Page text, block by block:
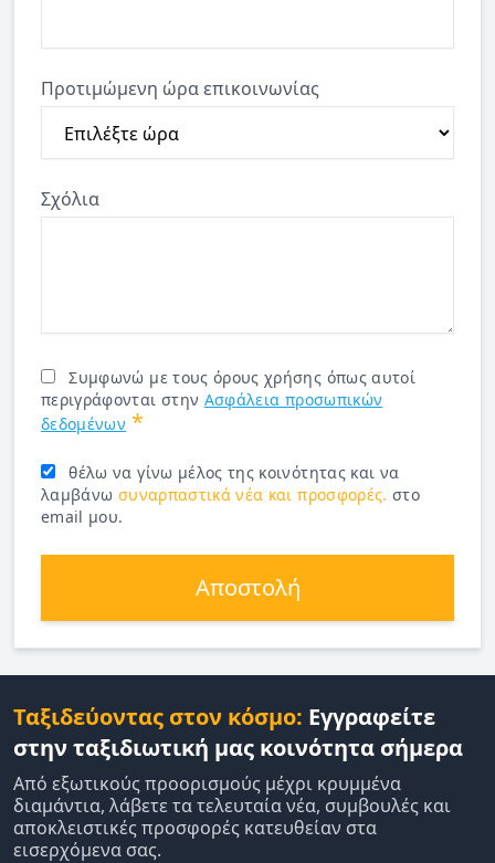
Προτιμώμενη ώρα επικοινωνίας
Σχόλια
Συμφωνώ με τους όρους χρήσης όπως αυτοί
περιγράφονται στην Ασφάλεια προσωπικών
δεδομένων *
θέλω να γίνω μέλος της κοινότητας και να
λαμβάνω συναρπαστικά νέα και προσφορές. στο
email μου.
Αποστολή
Ταξιδεύοντας στον κόσμο: Εγγραφείτε
στην ταξιδιωτική μας κοινότητα σήμερα
Από εξωτικούς προορισμούς μέχρι κρυμμένα
διαμάντια, λάβετε τα τελευταία νέα, συμβουλές και
αποκλειστικές προσφορές κατευθείαν στα
εισερχόμενα σας.